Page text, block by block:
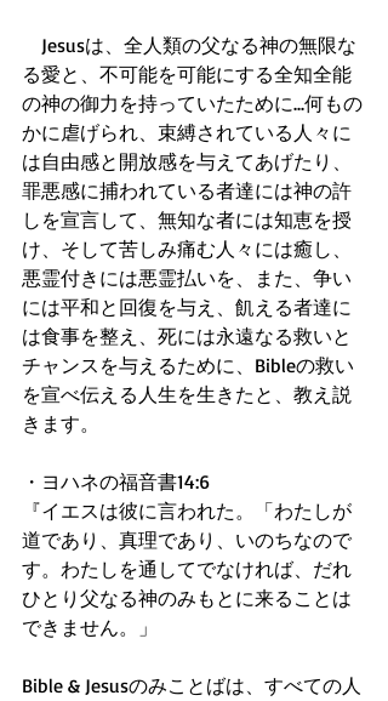
Jesusは、全人類の父なる神の無限な
る愛と、不可能を可能にする全知全能
の神の御力を持っていたために...何もの
かに虐げられ、束縛されている人々に
は自由感と開放感を与えてあげたり、
罪悪感に捕われている者達には神の許
しを宣言して、無知な者には知恵を授
け、そして苦しみ痛む人々には癒し、
悪霊付きには悪霊払いを、また、争い
には平和と回復を与え、飢える者達に
は食事を整え、死には永遠なる救いと
チャンスを与えるために、Bibleの救い
を宣べ伝える人生を生きたと、教え説
きます。
・ヨハネの福音書14:6
『イエスは彼に言われた。「わたしが
道であり、真理であり、いのちなので
す。わたしを通してでなければ、だれ
ひとり父なる神のみもとに来ることは
できません。」
Bible & Jesusのみことばは、すべての人